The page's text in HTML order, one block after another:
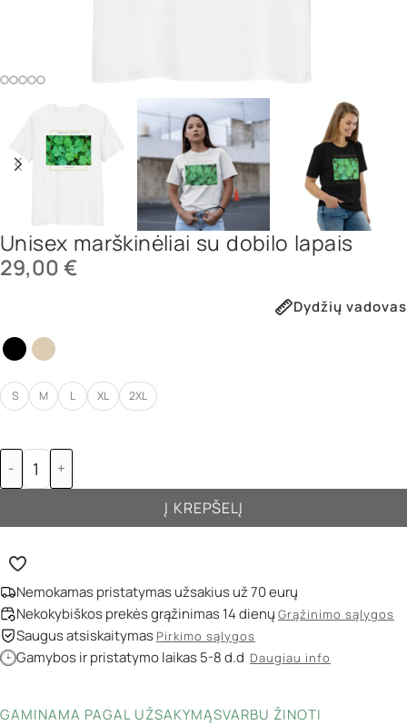
Unisex marškinėliai su dobilo lapais
29,00€
Dydžių vadovas
S M L XL 2XL
- +
Į KREPŠELĮ
Nemokamas pristatymas užsakius už 70 eurų
Nekokybiškos prekės grąžinimas 14 dienų Grąžinimo sąlygos
Saugus atsiskaitymas Pirkimo sąlygos
Gamybos ir pristatymo laikas 5-8 d.d Daugiau info
GAMINAMA PAGAL UŽSAKYMĄSVARBU ŽINOTI